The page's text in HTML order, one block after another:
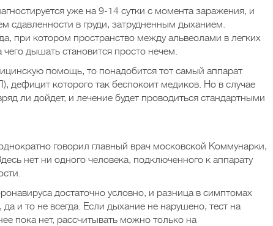
уже на 9-14 сутки с момента заражения, и
сдавленности в груди, затрудненным дыханием.
при котором пространство между альвеолами в легких
дышать становится просто нечем.
помощь, то понадобится тот самый аппарат
дефицит которого так беспокоит медиков. Но в случае
ли дойдет, и лечение будет проводиться стандартными
говорил главный врач московской Коммунарки,
нет ни одного человека, подключенного к аппарату
достаточно условно, и разница в симптомах
и то не всегда. Если дыхание не нарушено, тест на
пока нет, рассчитывать можно только на